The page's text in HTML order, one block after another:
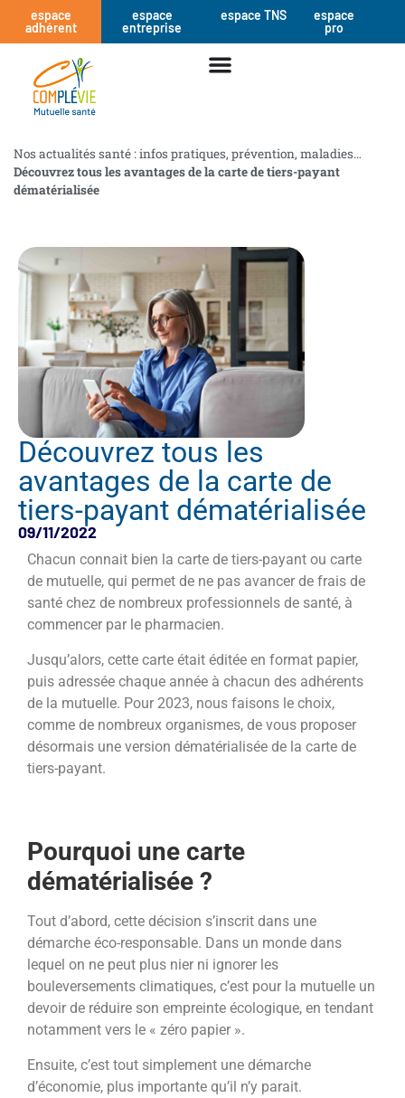
espace
adhérent
espace
entreprise
espace TNS
espace
pro
Nos actualités santé : infos pratiques, prévention, maladies…
Découvrez tous les avantages de la carte de tiers-payant
dématérialisée
Découvrez tous les
avantages de la carte de
tiers-payant dématérialisée
09/11/2022
Chacun connait bien la carte de tiers-payant ou carte
de mutuelle, qui permet de ne pas avancer de frais de
santé chez de nombreux professionnels de santé, à
commencer par le pharmacien.
Jusqu’alors, cette carte était éditée en format papier,
puis adressée chaque année à chacun des adhérents
de la mutuelle. Pour 2023, nous faisons le choix,
comme de nombreux organismes, de vous proposer
désormais une version dématérialisée de la carte de
tiers-payant.
Pourquoi une carte
dématérialisée ?
Tout d’abord, cette décision s’inscrit dans une
démarche éco-responsable. Dans un monde dans
lequel on ne peut plus nier ni ignorer les
bouleversements climatiques, c’est pour la mutuelle un
devoir de réduire son empreinte écologique, en tendant
notamment vers le « zéro papier ».
Ensuite, c’est tout simplement une démarche
d’économie, plus importante qu’il n’y parait.